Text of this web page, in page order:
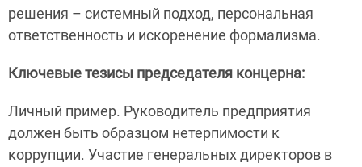
решения – системный подход, персональная
ответственность и искоренение формализма.
Ключевые тезисы председателя концерна:
Личный пример. Руководитель предприятия
должен быть образцом нетерпимости к
коррупции. Участие генеральных директоров в